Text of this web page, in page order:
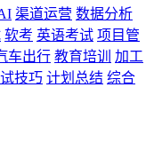
渠道运营 数据分析
软考 英语考试 项目管
车出行 教育培训
加工
技巧 计划总结 综合